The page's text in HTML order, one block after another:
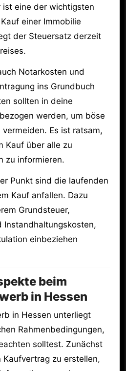
eine der wichtigsten
einer Immobilie
der Steuersatz derzeit
Notarkosten und
ins Grundbuch
sollten in deine
werden, um böse
Es ist ratsam,
Kauf über alle zu
zu informieren.
Punkt sind die laufenden
Kauf anfallen. Dazu
Grundsteuer,
Instandhaltungskosten,
einbeziehen
beim
in Hessen
in Hessen unterliegt
Rahmenbedingungen,
solltest. Zunächst
zu erstellen,